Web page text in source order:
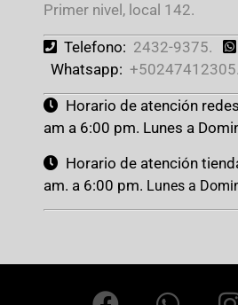
Primer nivel, local 142.
Telefono: 2432-9375.
Whatsapp: +50247412305.
Horario de atención
am a 6:00 pm. Lunes a
Horario de atención
am. a 6:00 pm. Lunes a